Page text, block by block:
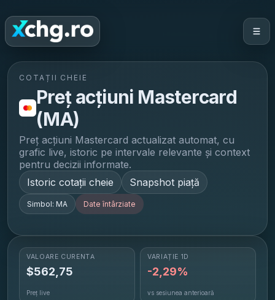
COTAȚII CHEIE
Preț acțiuni Mastercard
(MA)
Preț acțiuni Mastercard actualizat automat, cu
grafic live, istoric pe intervale relevante și context
pentru decizii informate.
Istoric cotații cheie
Snapshot piață
Simbol: MA Date întârziate
VALOARE CURENTĂ
$562,75
Preț live
VARIAȚIE 1D
-2,29%
vs sesiunea anterioară